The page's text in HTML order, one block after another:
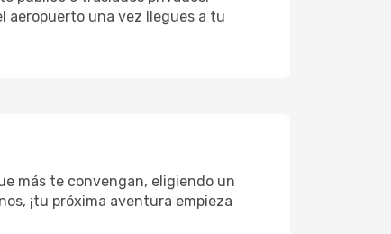
aeropuerto una vez llegues a tu
más te convengan, eligiendo un
¡tu próxima aventura empieza